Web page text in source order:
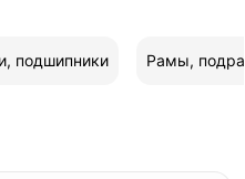
подшипники Рамы,